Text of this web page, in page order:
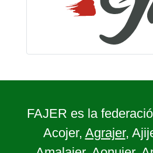
FAJER es la
Acojer, Agrajer,